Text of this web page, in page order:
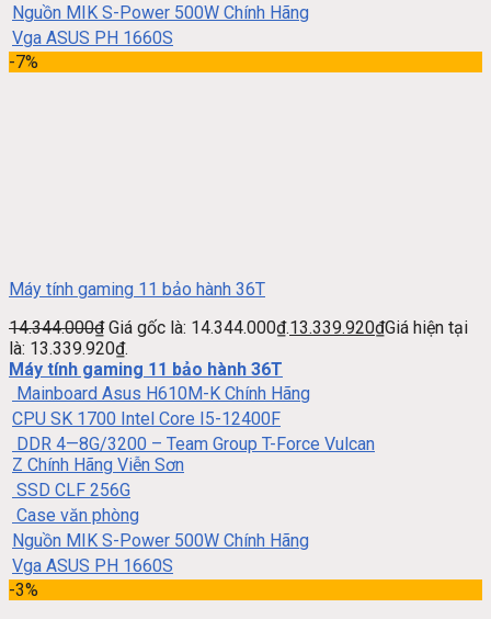
Nguồn MIK S-Power 500W Chính Hãng
Vga ASUS PH 1660S
-7%
Máy tính gaming 11 bảo hành 36T
14.344.000₫ Giá gốc là: 14.344.000₫.13.339.920₫Giá hiện tại
là: 13.339.920₫.
Máy tính gaming 11 bảo hành 36T
Mainboard Asus H610M-K Chính Hãng
CPU SK 1700 Intel Core I5-12400F
DDR 4—8G/3200 – Team Group T-Force Vulcan
Z Chính Hãng Viễn Sơn
SSD CLF 256G
Case văn phòng
Nguồn MIK S-Power 500W Chính Hãng
Vga ASUS PH 1660S
-3%